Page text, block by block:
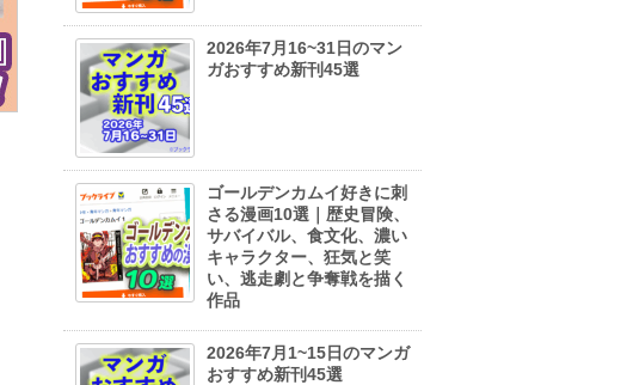
2026年7月16~31日のマン
ガおすすめ新刊45選
ゴールデンカムイ好きに刺
さる漫画10選｜歴史冒険、
サバイバル、食文化、濃い
キャラクター、狂気と笑
い、逃走劇と争奪戦を描く
作品
2026年7月1~15日のマンガ
おすすめ新刊45選